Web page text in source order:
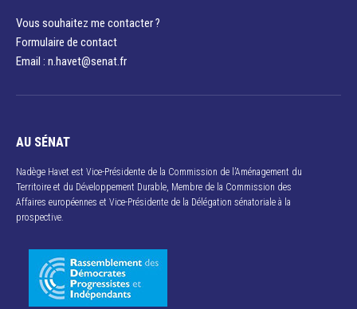
Vous souhaitez me contacter ?
Formulaire de contact
Email : n.havet@senat.fr​
AU SÉNAT
Nadège Havet est Vice-Présidente de la Commission de l’Aménagement du
Territoire et du Développement Durable, Membre de la Commission des
Affaires européennes et Vice-Présidente de la Délégation sénatoriale à la
prospective.